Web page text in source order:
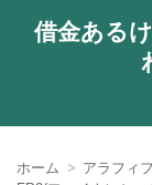
借金ある
ホーム
アラフィ